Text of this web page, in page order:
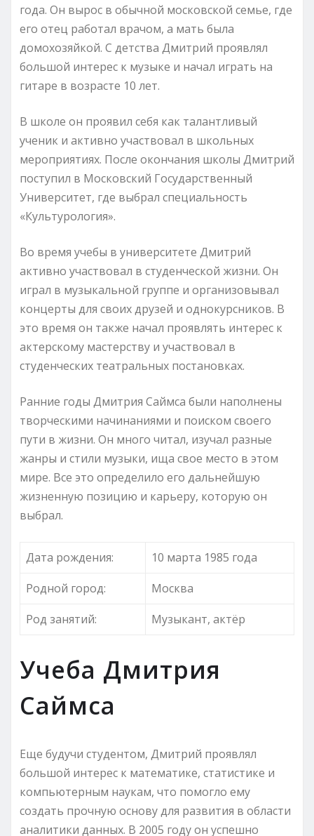
года. Он вырос в обычной московской семье, где
его отец работал врачом, а мать была
домохозяйкой. С детства Дмитрий проявлял
большой интерес к музыке и начал играть на
гитаре в возрасте 10 лет.
В школе он проявил себя как талантливый
ученик и активно участвовал в школьных
мероприятиях. После окончания школы Дмитрий
поступил в Московский Государственный
Университет, где выбрал специальность
«Культурология».
Во время учебы в университете Дмитрий
активно участвовал в студенческой жизни. Он
играл в музыкальной группе и организовывал
концерты для своих друзей и однокурсников. В
это время он также начал проявлять интерес к
актерскому мастерству и участвовал в
студенческих театральных постановках.
Ранние годы Дмитрия Саймса были наполнены
творческими начинаниями и поиском своего
пути в жизни. Он много читал, изучал разные
жанры и стили музыки, ища свое место в этом
мире. Все это определило его дальнейшую
жизненную позицию и карьеру, которую он
выбрал.
Дата рождения:
10 марта 1985 года
Родной город:
Москва
Род занятий:
Музыкант, актёр
Учеба Дмитрия
Саймса
Еще будучи студентом, Дмитрий проявлял
большой интерес к математике, статистике и
компьютерным наукам, что помогло ему
создать прочную основу для развития в области
аналитики данных. В 2005 году он успешно